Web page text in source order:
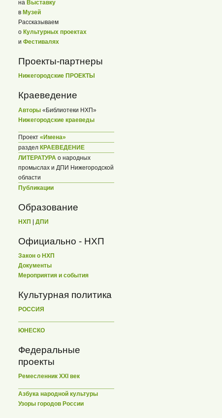
на Выставку
в Музей
Рассказываем
о Культурных проектах
и Фестивалях
Проекты-партнеры
Нижегородские ПРОЕКТЫ
Краеведение
Авторы «Библиотеки НХП»
Нижегородские краеведы
Проект «Имена»
раздел КРАЕВЕДЕНИЕ
ЛИТЕРАТУРА о народных
промыслах и ДПИ Нижегородской
области
Публикации
Образование
НХП ДПИ
Официально - НХП
Закон о НХП
Документы
Мероприятия и события
Культурная политика
РОССИЯ
ЮНЕСКО
Федеральные
проекты
Ремесленник XXI век
Азбука народной культуры
Узоры городов России